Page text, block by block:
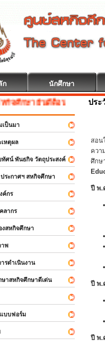
ก นักศึกษา
กษา ยินดีต้อนรับ
ป็นมา
หตุผล
น์ พันธกิจ วัตถุประสงค์
ะกาศฯ สหกิจศึกษา
ค์กร
ลากร
สหกิจศึกษา
พ
รดำเนินงาน
าสหกิจศึกษาดีเด่น
บบฟอร์ม
ประ
สอน
ควา
ศึกษ
ปี พ.
ปี พ
ปี พ